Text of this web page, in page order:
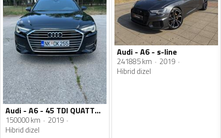
Audi - A6 - 45 TDI QUATTRO
150000 km
2019
Hibrid dizel
Audi - A6 - s-line
241885 km
2019
Hibrid dizel